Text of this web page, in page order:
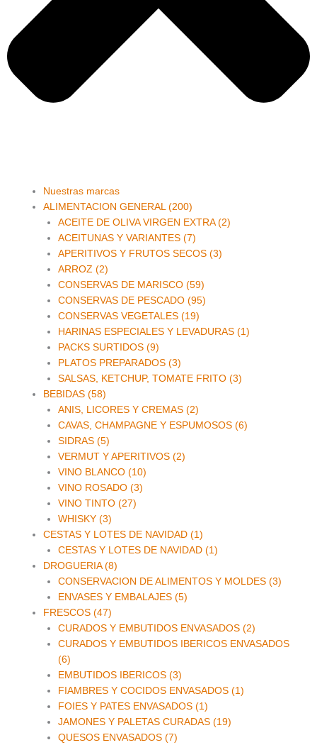
Main
Menu
Nuestras marcas
ALIMENTACION GENERAL (200)
ACEITE DE OLIVA VIRGEN EXTRA (2)
ACEITUNAS Y VARIANTES (7)
APERITIVOS Y FRUTOS SECOS (3)
ARROZ (2)
CONSERVAS DE MARISCO (59)
CONSERVAS DE PESCADO (95)
CONSERVAS VEGETALES (19)
HARINAS ESPECIALES Y LEVADURAS (1)
PACKS SURTIDOS (9)
PLATOS PREPARADOS (3)
SALSAS, KETCHUP, TOMATE FRITO (3)
BEBIDAS (58)
ANIS, LICORES Y CREMAS (2)
CAVAS, CHAMPAGNE Y ESPUMOSOS (6)
SIDRAS (5)
VERMUT Y APERITIVOS (2)
VINO BLANCO (10)
VINO ROSADO (3)
VINO TINTO (27)
WHISKY (3)
CESTAS Y LOTES DE NAVIDAD (1)
CESTAS Y LOTES DE NAVIDAD (1)
DROGUERIA (8)
CONSERVACION DE ALIMENTOS Y MOLDES (3)
ENVASES Y EMBALAJES (5)
FRESCOS (47)
CURADOS Y EMBUTIDOS ENVASADOS (2)
CURADOS Y EMBUTIDOS IBERICOS ENVASADOS
(6)
EMBUTIDOS IBERICOS (3)
FIAMBRES Y COCIDOS ENVASADOS (1)
FOIES Y PATES ENVASADOS (1)
JAMONES Y PALETAS CURADAS (19)
QUESOS ENVASADOS (7)